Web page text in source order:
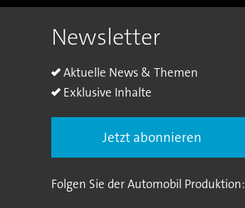
Newsletter
Aktuelle News & Themen
Exklusive Inhalte
Jetzt abonnieren
Folgen Sie der Automobil Produktion: